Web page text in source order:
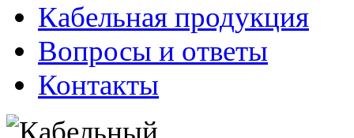
Кабельная продукция
Вопросы и ответы
Контакты